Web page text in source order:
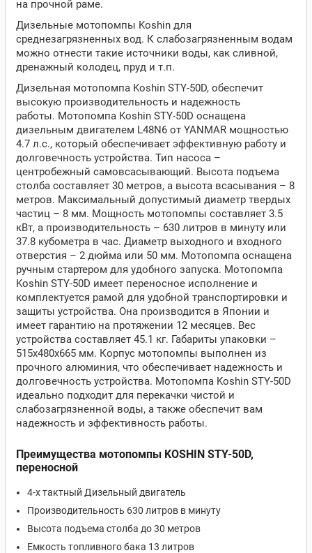
на прочной раме.
Дизельные мотопомпы Koshin для
среднезагрязненных вод. К слабозагрязненным водам
можно отнести такие источники воды, как сливной,
дренажный колодец, пруд и т.п.
Дизельная мотопомпа Koshin STY-50D, обеспечит
высокую производительность и надежность
работы. Мотопомпа Koshin STY-50D оснащена
дизельным двигателем L48N6 от YANMAR мощностью
4.7 л.с., который обеспечивает эффективную работу и
долговечность устройства. Тип насоса –
центробежный самовсасывающий. Высота подъема
столба составляет 30 метров, а высота всасывания – 8
метров. Максимальный допустимый диаметр твердых
частиц – 8 мм. Мощность мотопомпы составляет 3.5
кВт, а производительность – 630 литров в минуту или
37.8 кубометра в час. Диаметр выходного и входного
отверстия – 2 дюйма или 50 мм. Мотопомпа оснащена
ручным стартером для удобного запуска. Мотопомпа
Koshin STY-50D имеет переносное исполнение и
комплектуется рамой для удобной транспортировки и
защиты устройства. Она производится в Японии и
имеет гарантию на протяжении 12 месяцев. Вес
устройства составляет 45.1 кг. Габариты упаковки –
515x480x665 мм. Корпус мотопомпы выполнен из
прочного алюминия, что обеспечивает надежность и
долговечность устройства. Мотопомпа Koshin STY-50D
идеально подходит для перекачки чистой и
слабозагрязненной воды, а также обеспечит вам
надежность и эффективность работы.
Преимущества мотопомпы KOSHIN STY-50D,
переносной
4-х тактный Дизельный двигатель
Производительность 630 литров в минуту
Высота подъема столба до 30 метров
Емкость топливного бака 13 литров